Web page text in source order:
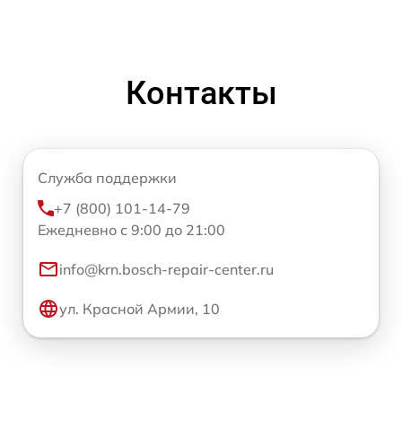
Контакты
Служба поддержки
+7 (800) 101-14-79
Ежедневно с 9:00 до 21:00
info@krn.bosch-repair-center.ru
ул. Красной Армии, 10